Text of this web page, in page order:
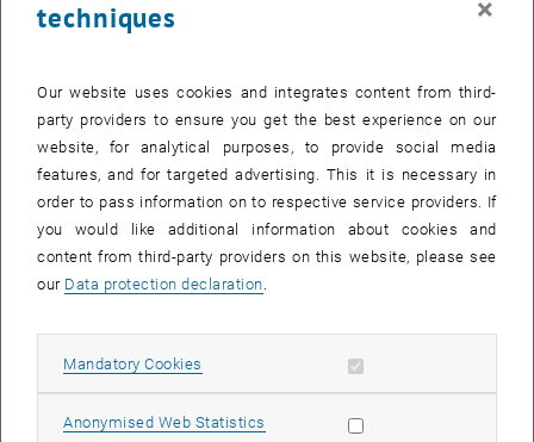
…Aufgabenstellungen und Lehrveranstaltungsbeschreibungen
…wesentliche Elemente ihres Lehrmanagements sowie ihrer
persönlichen Lehrphilosophie benennen.
Inhalt:
Lernergebnisformulierung
3-Schritt-Logik
LVA-Design, Semesterplanung und Lernzyklen
Lehrveranstaltungsbeschreibung für Studierende auf Basis der
Die erste Einheit planen, LVA-Logistik
Aufgabenstellungen formulieren
Lehrmanagement und Lehrphilosophie
techniques
×
Our website uses cookies and integrates content from third-
party providers to ensure you get the best experience on our
website, for analytical purposes, to provide social media
features, and for targeted advertising. This it is necessary in
order to pass information on to respective service providers. If
you would like additional information about cookies and
content from third-party providers on this website, please see
our Data protection declaration.
Mandatory Cookies Allow mandatory cookies
Anonymised Web Statistics Allow statistic cookies